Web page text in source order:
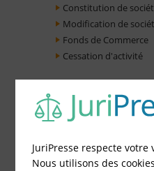
Constitution de
Modification de
Fonds de Commerce
Cessation d'activité
JuriPresse respecte votre
Nous utilisons des